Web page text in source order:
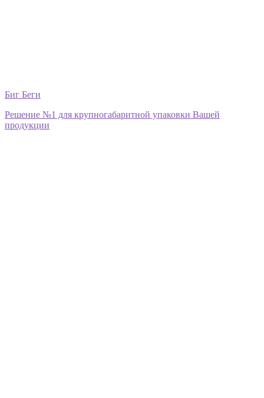
Биг Беги
Решение №1 для крупногабаритной упаковки Вашей
продукции